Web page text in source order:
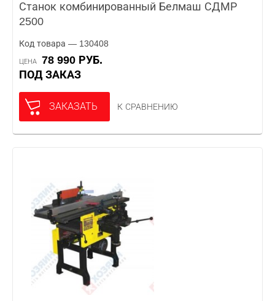
Станок комбинированный Белмаш СДМР
2500
Код товара — 130408
ЦЕНА
78 990 РУБ.
ПОД ЗАКАЗ
ЗАКАЗАТЬ К СРАВНЕНИЮ